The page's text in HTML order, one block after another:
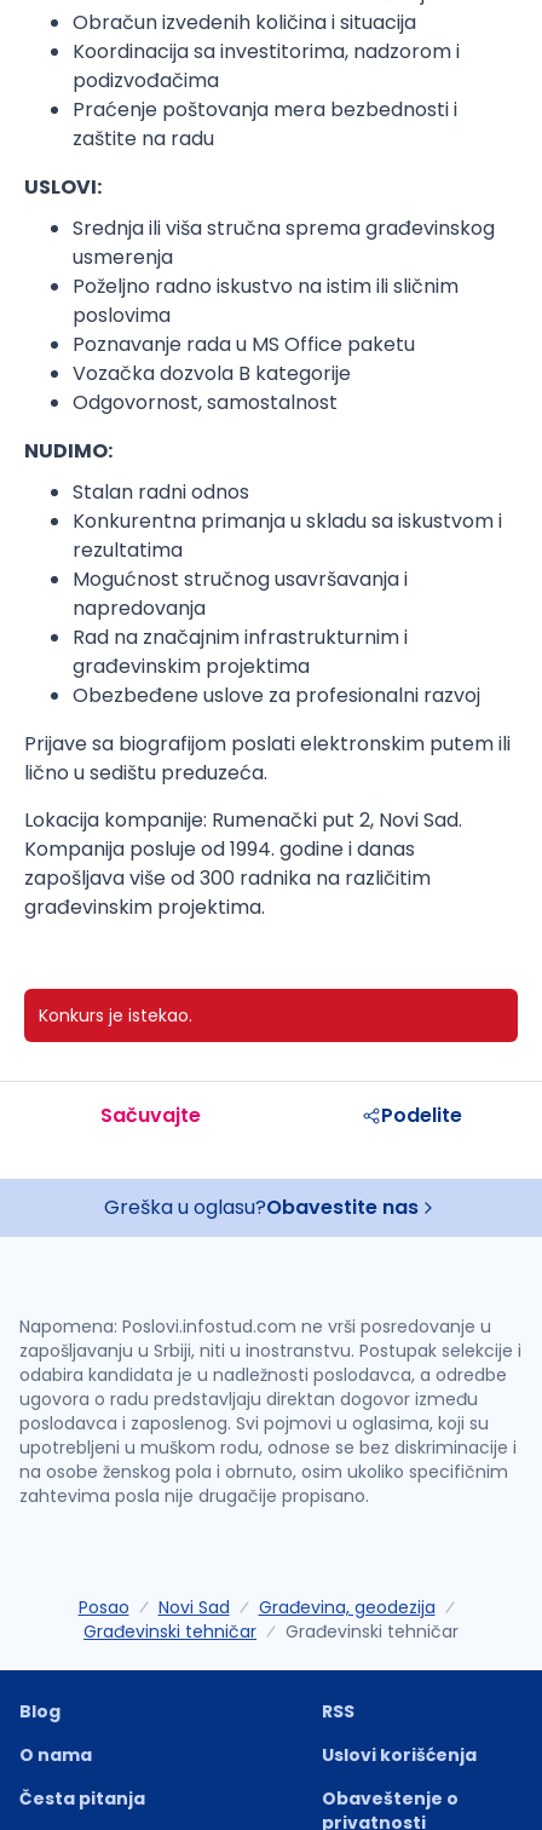
Obračun izvedenih količina i situacija
Koordinacija sa investitorima, nadzorom i
podizvođačima
Praćenje poštovanja mera bezbednosti i
zaštite na radu
USLOVI:
Srednja ili viša stručna sprema građevinskog
usmerenja
Poželjno radno iskustvo na istim ili sličnim
poslovima
Poznavanje rada u MS Office paketu
Vozačka dozvola B kategorije
Odgovornost, samostalnost
NUDIMO:
Stalan radni odnos
Konkurentna primanja u skladu sa iskustvom i
rezultatima
Mogućnost stručnog usavršavanja i
napredovanja
Rad na značajnim infrastrukturnim i
građevinskim projektima
Obezbeđene uslove za profesionalni razvoj
Prijave sa biografijom poslati elektronskim putem ili
lično u sedištu preduzeća.
Lokacija kompanije: Rumenački put 2, Novi Sad.
Kompanija posluje od 1994. godine i danas
zapošljava više od 300 radnika na različitim
građevinskim projektima.
Konkurs je istekao.
Sačuvajte Podelite
Greška u oglasu?Obavestite nas
Napomena: Poslovi.infostud.com ne vrši posredovanje u
zapošljavanju u Srbiji, niti u inostranstvu. Postupak selekcije i
odabira kandidata je u nadležnosti poslodavca, a odredbe
ugovora o radu predstavljaju direktan dogovor između
poslodavca i zaposlenog. Svi pojmovi u oglasima, koji su
upotrebljeni u muškom rodu, odnose se bez diskriminacije i
na osobe ženskog pola i obrnuto, osim ukoliko specifičnim
zahtevima posla nije drugačije propisano.
Posao Novi Sad
Građevina, geodezija
Građevinski tehničar
Građevinski tehničar
Blog
O nama
Česta pitanja
RSS
Uslovi korišćenja
Obaveštenje o
privatnosti